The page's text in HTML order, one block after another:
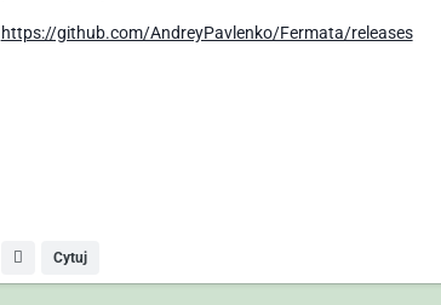
https://github.com/AndreyPavlenko/Fermata/releases
Cytuj